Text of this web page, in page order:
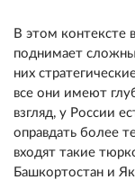
В этом контексте
поднимает
них
все они имеют
взгляд, у России
оправдать более
входят такие
Башкортостан и